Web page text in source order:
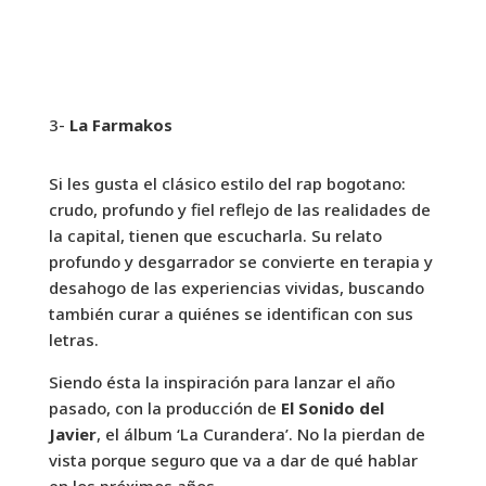
3- La Farmakos
Si les gusta el clásico estilo del rap bogotano:
crudo, profundo y fiel reflejo de las realidades de
la capital, tienen que escucharla. Su relato
profundo y desgarrador se convierte en terapia y
desahogo de las experiencias vividas, buscando
también curar a quiénes se identifican con sus
letras.
Siendo ésta la inspiración para lanzar el año
pasado, con la producción de El Sonido del
Javier, el álbum ‘La Curandera’. No la pierdan de
vista porque seguro que va a dar de qué hablar